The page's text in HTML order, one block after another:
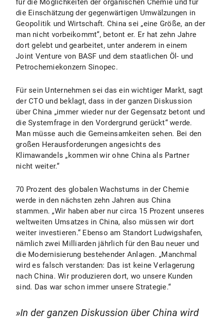
für die Möglichkeiten der organischen Chemie und für
die Einschätzung der gegenwärtigen Umwälzungen in
Geopolitik und Wirtschaft. China sei „eine Größe, an der
man nicht vorbeikommt“, betont er. Er hat zehn Jahre
dort gelebt und gearbeitet, unter anderem in einem
Joint Venture von BASF und dem staatlichen Öl- und
Petrochemiekonzern Sinopec.
Für sein Unternehmen sei das ein wichtiger Markt, sagt
der CTO und beklagt, dass in der ganzen Diskussion
über China „immer wieder nur der Gegensatz betont und
die Systemfrage in den Vordergrund gerückt“ werde.
Man müsse auch die Gemeinsamkeiten sehen. Bei den
großen Herausforderungen angesichts des
Klimawandels „kommen wir ohne China als Partner
nicht weiter.“
70 Prozent des globalen Wachstums in der Chemie
werde in den nächsten zehn Jahren aus China
stammen. „Wir haben aber nur circa 15 Prozent unseres
weltweiten Umsatzes in China, also müssen wir dort
weiter investieren.“ Ebenso am Standort Ludwigshafen,
nämlich zwei Milliarden jährlich für den Bau neuer und
die Modernisierung bestehender Anlagen. „Manchmal
wird es falsch verstanden: Das ist keine Verlagerung
nach China. Wir produzieren dort, wo unsere Kunden
sind. Das war schon immer unsere Strategie.“
In der ganzen Diskussion über China wird